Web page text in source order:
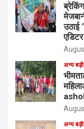
उठाई
अन्य
अन्य